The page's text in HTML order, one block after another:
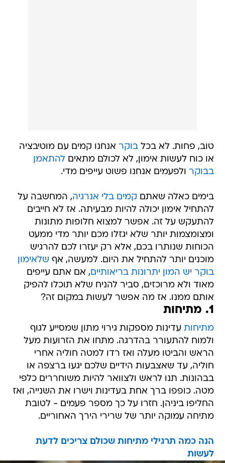
טוב, פחות. לא בכלבוקר אנחנו קמים עם מוטיבציה
או כוח לעשות אימון, לא לכולם מתאיםלהתאמן
בבוקר ולפעמים אנחנו פשוט עייפים מדי.
בימים כאלה שאתם קמים בלי אנרגיה, המחשבה על
להתחיל אימון יכולה להיות מבעיתה. אז לא חייבים
להתעקש על זה. אפשר למצוא חלופות מתונות
ומצומצמות יותר שלא יגזלו מכם יותר מדי ממעט
הכוחות שנותרו בכם, אלא רק יעזרו לכם להרגיש
מוכנים יותר להתחיל את היום. למעשה, אף שלאימון
בוקר יש המון יתרונות בריאותיים, אם אתם עייפים
מאוד ולא מרוכזים, סביר להניח שלא תוכלו להפיק
אותם ממנו. אז מה אפשר לעשות במקום זה?
1. מתיחות
מתיחות עדינות מספקות גירוי מתון שמסייע לגוף
ולמוח להתעורר בהדרגה. מתחו את הזרועות מעל
הראש והביטו מעלה ואז רדו למטה חוליה אחרי
חוליה, עד שאצבעות הידיים שלכם יגעו ברצפה או
בבהונות. תנו לראש ולצוואר להיות משוחררים כלפי
מטה. כופפו ברך אחת בעדינות וישרו את השנייה, ואז
החליפו ביניהן. חזרו על כך מספר פעמים - לטובת
מתיחה עמוקה יותר של שרירי הירך האחוריים.
הנה כמה תרגילי מתיחות שכולם צריכים לדעת
לעשות